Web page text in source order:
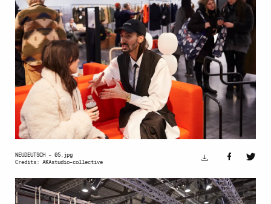
NEUDEUTSCH - 05.jpg
Credits: AKAstudio-collective